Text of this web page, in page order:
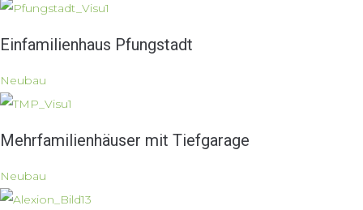
Einfamilienhaus Pfungstadt
Neubau
Mehrfamilienhäuser mit Tiefgarage
Neubau